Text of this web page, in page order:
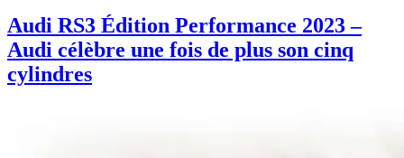
Audi RS3 Édition Performance 2023 –
Audi célèbre une fois de plus son cinq
cylindres